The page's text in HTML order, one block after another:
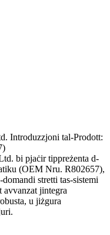
Introduzzjoni tal-Prodott:
bi pjaċir tippreżenta d-
(OEM Nru. R802657),
stretti tas-sistemi
jintegra
u jiżgura